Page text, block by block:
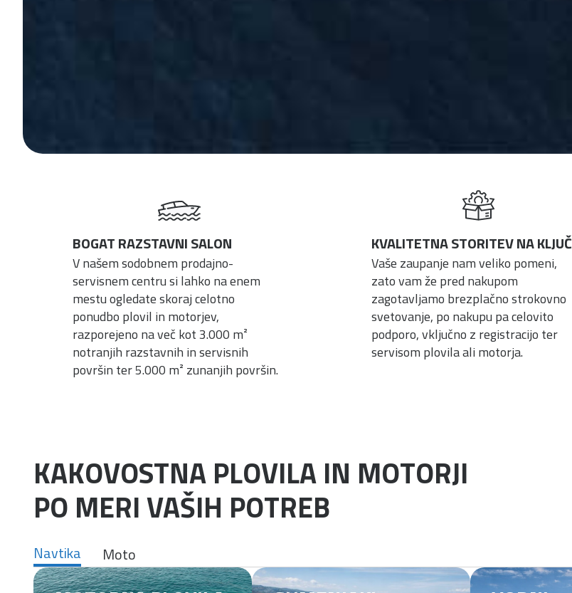
BOGAT RAZSTAVNI SALON
V našem sodobnem prodajno-
servisnem centru si lahko na enem
mestu ogledate skoraj celotno
ponudbo plovil in motorjev,
razporejeno na več kot 3.000 m²
notranjih razstavnih in servisnih
površin ter 5.000 m² zunanjih površin.
KVALITETNA STORITEV NA KLJUČ
Vaše zaupanje nam veliko pomeni,
zato vam že pred nakupom
zagotavljamo brezplačno strokovno
svetovanje, po nakupu pa celovito
podporo, vključno z registracijo ter
servisom plovila ali motorja.
KAKOVOSTNA PLOVILA IN MOTORJI
PO MERI VAŠIH POTREB
Navtika Moto